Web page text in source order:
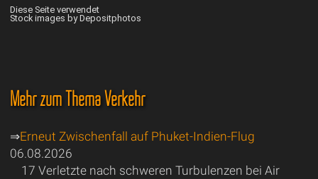
Diese Seite verwendet
Stock images by Depositphotos
Mehr zum Thema Verkehr
⇒Erneut Zwischenfall auf Phuket-Indien-Flug
06.08.2026
17 Verletzte nach schweren Turbulenzen bei Air